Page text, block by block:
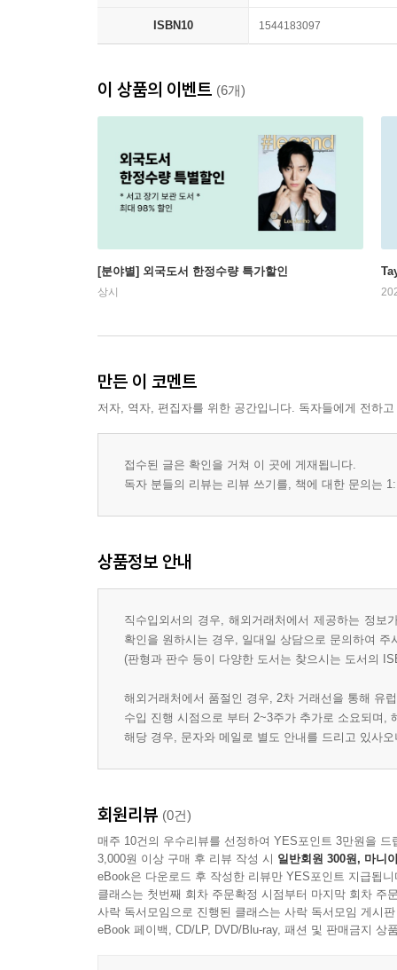
ISBN10 1544183097
이 상품의 이벤트 (6개)
[분야별] 외국도서 한정수량 특가할인
상시
만든 이 코멘트
저자, 역자, 편집자를 위한 공간입니다. 독자들에게 전하
접수된 글은 확인을 거쳐 이 곳에 게재됩니다.
독자 분들의 리뷰는 리뷰 쓰기를, 책에 대한 문의는
상품정보 안내
직수입외서의 경우, 해외거래처에서 제공하는 정
확인을 원하시는 경우, 일대일 상담으로 문의하여 주
(판형과 판수 등이 다양한 도서는 찾으시는 도서의
해외거래처에서 품절인 경우, 2차 거래선을 통해 유
수입 진행 시점으로 부터 2~3주가 추가로 소요되며,
해당 경우, 문자와 메일로 별도 안내를 드리고 있사
회원리뷰 (0건)
매주 10건의 우수리뷰를 선정하여 YES포인트 3만원을 드
3,000원 이상 구매 후 리뷰 작성 시 일반회원 300원, 마니
eBook은 다운로드 후 작성한 리뷰만 YES포인트 지급됩니
클래스는 첫번째 회차 주문확정 시점부터 마지막 회차 주
사락 독서모임으로 진행된 클래스는 사락 독서모임 게시
eBook 페이백, CD/LP, DVD/Blu-ray, 패션 및 판매금지 상